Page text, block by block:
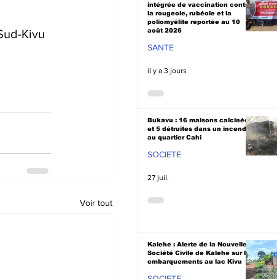
Kivu
Voir tout
intégrée de vaccination contre
la rougeole, rubéole et la
poliomyélite reportée au 10
août 2026
SANTE
il y a 3 jours
Bukavu : 16 maisons calcinées
et 5 détruites dans un incendie
au quartier Cahi
SOCIETE
27 juil.
Kalehe : Alerte de la Nouvelle
Société Civile de Kalehe sur les
embarquements au lac Kivu